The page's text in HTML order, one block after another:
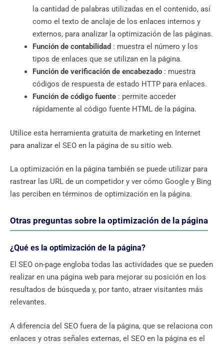
la cantidad de palabras utilizadas en el contenido, así
como el texto de anclaje de los enlaces internos y
externos, para analizar la optimización de las páginas.
Función de contabilidad : muestra el número y los
tipos de enlaces que se utilizan en la página.
Función de verificación de encabezado : muestra
códigos de respuesta de estado HTTP para enlaces.
Función de código fuente : permite acceder
rápidamente al código fuente HTML de la página.
Utilice esta herramienta gratuita de marketing en Internet
para analizar el SEO en la página de su sitio web.
La optimización en la página también se puede utilizar para
rastrear las URL de un competidor y ver cómo Google y Bing
las perciben en términos de optimización en la página.
Otras preguntas sobre la optimización de la página
¿Qué es la optimización de la página?
El SEO on-page engloba todas las actividades que se pueden
realizar en una página web para mejorar su posición en los
resultados de búsqueda y, por tanto, atraer visitantes más
relevantes.
A diferencia del SEO fuera de la página, que se relaciona con
enlaces y otras señales externas, el SEO en la página es el